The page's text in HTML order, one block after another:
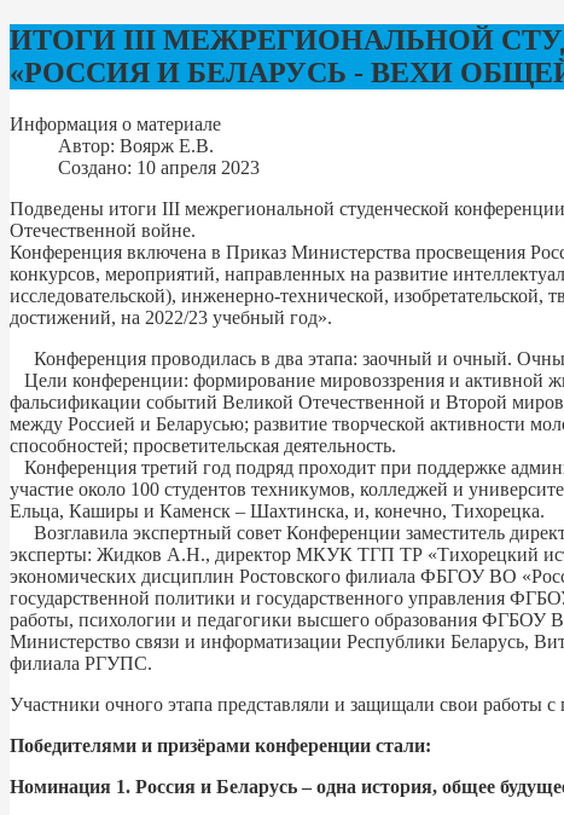
ИТОГИ III МЕЖРЕГИОНАЛЬНОЙ
«РОССИЯ И БЕЛАРУСЬ - ВЕХИ
Информация о материале
Автор: Воярж Е.В.
Создано: 10 апреля 2023
Подведены итоги III межрегиональной студенческой
Отечественной войне.
Конференция включена в Приказ Министерства просвещения
конкурсов, мероприятий, направленных на развитие
исследовательской), инженерно-технической,
достижений, на 2022/23 учебный год».
Конференция проводилась в два этапа: заочный и очный.
Цели конференции: формирование мировоззрения и активной
фальсификации событий Великой Отечественной и Второй
между Россией и Беларусью; развитие творческой активности
способностей; просветительская деятельность.
Конференция третий год подряд проходит при поддержке
участие около 100 студентов техникумов, колледжей и
Ельца, Каширы и Каменск – Шахтинска, и, конечно, Тихорецка.
Возглавила экспертный совет Конференции заместитель
эксперты: Жидков А.Н., директор МКУК ТГП ТР «Тихорецкий
экономических дисциплин Ростовского филиала ФБГОУ ВО
государственной политики и государственного управления
работы, психологии и педагогики высшего образования ФГБОУ
Министерство связи и информатизации Республики Беларусь,
филиала РГУПС.
Участники очного этапа представляли и защищали свои работы
Победителями и призёрами конференции стали:
Номинация 1. Россия и Беларусь – одна история, общее